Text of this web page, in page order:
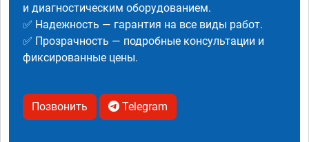
и диагностическим оборудованием.
✅ Надежность — гарантия на все виды работ.
✅ Прозрачность — подробные консультации и
фиксированные цены.
Позвонить Telegram